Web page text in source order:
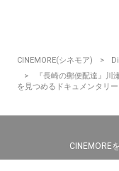
CINEMORE(シネモア)
『長崎の郵便配達』
を見つめるドキュメンタリ
CINEMORE